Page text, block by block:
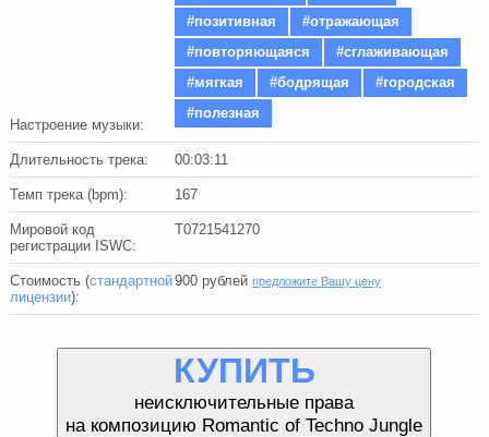
Настроение музыки:
#позитивная
#отражающая
#повторяющаяся
#сглаживающая
#мягкая
#бодрящая
#городская
#полезная
Длительность трека: 00:03:11
Темп трека (bpm): 167
Мировой код
регистрации ISWC:
T0721541270
Стоимость (стандартной
лицензии):
900 рублей предложите Вашу цену
КУПИТЬ
неисключительные права
на композицию Romantic of Techno Jungle